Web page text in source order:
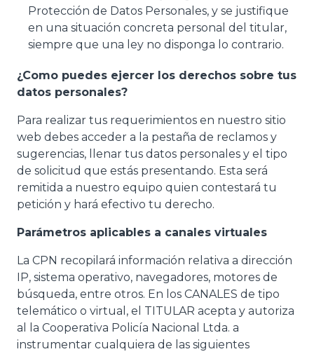
Protección de Datos Personales, y se justifique
en una situación concreta personal del titular,
siempre que una ley no disponga lo contrario.
¿Como puedes ejercer los derechos sobre tus
datos personales?
Para realizar tus requerimientos en nuestro sitio
web debes acceder a la pestaña de reclamos y
sugerencias, llenar tus datos personales y el tipo
de solicitud que estás presentando. Esta será
remitida a nuestro equipo quien contestará tu
petición y hará efectivo tu derecho.
Parámetros aplicables a canales virtuales
La CPN recopilará información relativa a dirección
IP, sistema operativo, navegadores, motores de
búsqueda, entre otros. En los CANALES de tipo
telemático o virtual, el TITULAR acepta y autoriza
al la Cooperativa Policía Nacional Ltda. a
instrumentar cualquiera de las siguientes